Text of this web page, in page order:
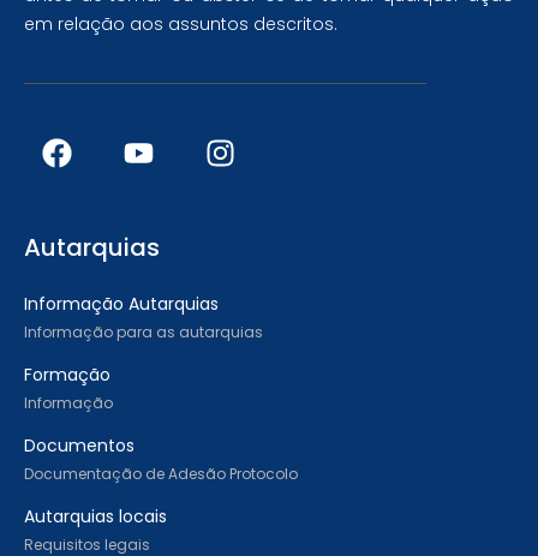
em relação aos assuntos descritos.
Autarquias
Informação Autarquias
Informação para as autarquias
Formação
Informação
Documentos
Documentação de Adesão Protocolo
Autarquias locais
Requisitos legais